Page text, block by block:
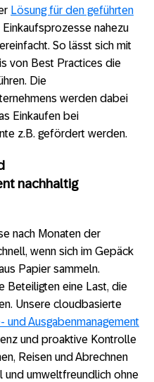
Lösung für den geführten
nahezu
So lässt sich mit
von Best Practices die
Die
werden dabei
Einkaufen bei
z.B. gefördert werden.
nachhaltig
nach Monaten der
wenn sich im Gepäck
Papier sammeln.
Beteiligten eine Last, die
Unsere cloudbasierte
und Ausgabenmanagement
und proaktive Kontrolle
Reisen und Abrechnen
und umweltfreundlich ohne